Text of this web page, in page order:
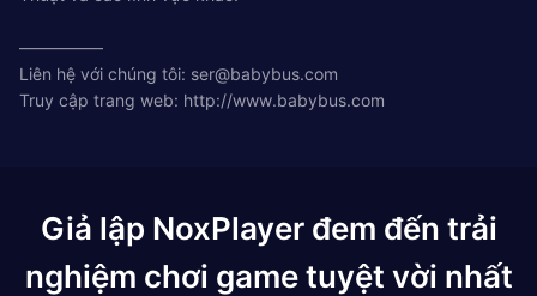
—————
Liên hệ với chúng tôi: ser@babybus.com
Truy cập trang web: http://www.babybus.com
Giả lập NoxPlayer đem đến trải
nghiệm chơi game tuyệt vời nhất